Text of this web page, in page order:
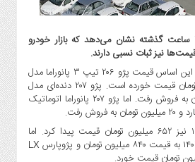
بررسی بازار خودرو طی ۲۴ ساعت گذشته نشان می‌دهد که بازار خودرو
نیز ثبات نسبی دارند.
بر این اساس قیمت پژو ۲۰۶ تیپ ۳ پانوراما مدل
۱۴۰۲ در بازار ۶۳۵ میلیون تومان قیمت خورده است. پژو ۲۰۷ دنده‌ای مدل
۱۴۰۳ هم ۷۴۲ میلیون تومان به فروش رفت. اما پژو ۲۰۷ پانوراما اتوماتیک
پژو ۲۰۷ تیپ ۵ مدل ۱۴۰۲ نیز ۶۵۲ میلیون تومان قیمت پیدا کرد. اما
پژوپارس ELX-TU۵ مدل ۱۴۰۲ به قیمت ۸۴۰ میلیون تومان و پژوپارس LX